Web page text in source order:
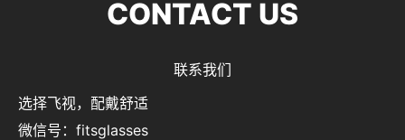
CONTACT US
联系我们
选择飞视，配戴舒适
微信号：fitsglasses